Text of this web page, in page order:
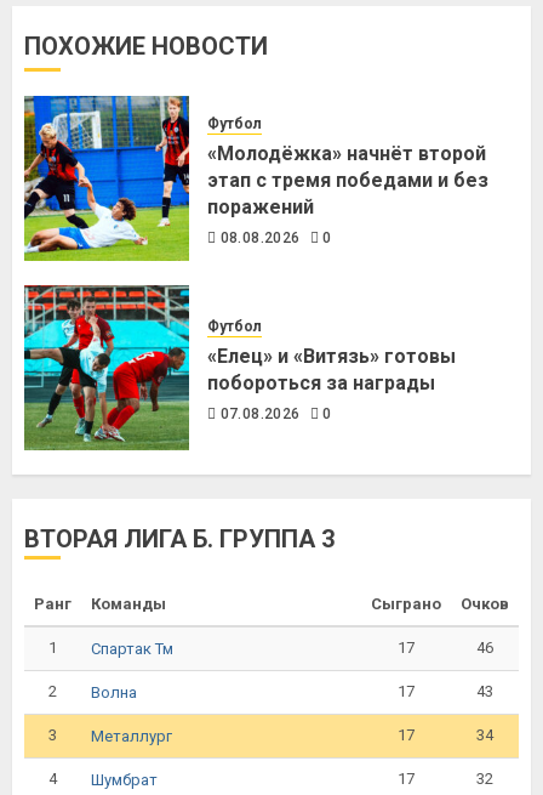
ПОХОЖИЕ НОВОСТИ
Футбол
«Молодёжка» начнёт второй
этап с тремя победами и без
поражений
08.08.2026 0
Футбол
«Елец» и «Витязь» готовы
побороться за награды
07.08.2026 0
ВТОРАЯ ЛИГА Б. ГРУППА 3
Ранг Команды Сыграно Очков
1 Спартак Тм 17 46
2 Волна 17 43
3 Металлург 17 34
4 Шумбрат 17 32